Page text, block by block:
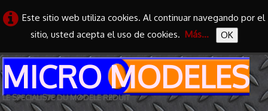
Este sitio web utiliza cookies. Al continuar navegando por el
sitio, usted acepta el uso de cookies. Más... OK
MICRO MODELES
LE SPECIALISTE DU MODELE REDUIT